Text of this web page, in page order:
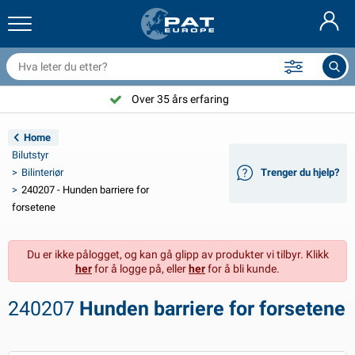
og utstyr
for tilhengere
Aspöck
Radex
LED
for tilhengere
og solcelleartikler
og 24V tilbehør
og topptrekk
& bobil eksteriør
& husbil interiør
til gass
tilbehør
og sjakler
og vedlikehold
& branntepper
produkter
Nederlands
Deutsch
English
Français
Suomalainen
Over 35 års erfaring
Home
Bilutstyr
Bilinteriør
240207 - Hunden barriere for
forsetene
Trenger du hjelp?
Du er ikke pålogget, og kan gå glipp av produkter vi tilbyr. Klikk
herfor å logge på, ellerherfor å bli kunde.
240207 Hunden barriere for forsetene